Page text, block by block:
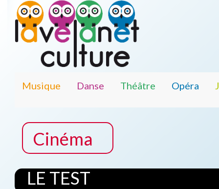
Musique Danse Théâtre Opéra
Cinéma
LE TEST